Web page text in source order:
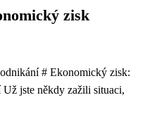
zisk
# Ekonomický zisk:
jste někdy zažili situaci,